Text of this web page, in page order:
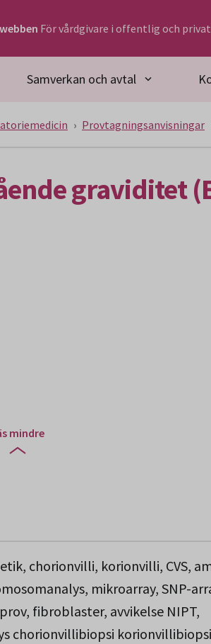
För vårdgivare i offentlig och
Samverkan och avtal
Provtagningsanvisningar
graviditet
mindre
chorionvilli, korionvilli, CVS,
mikroarray, SNP-
fibroblaster, avvikelse NIPT,
chorionvillibiopsi korionvillibiopsi